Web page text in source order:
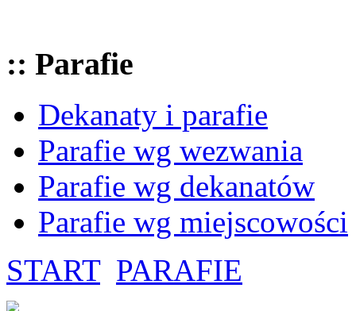
:: Parafie
Dekanaty i parafie
Parafie wg wezwania
Parafie wg dekanatów
Parafie wg miejscowości
START PARAFIE